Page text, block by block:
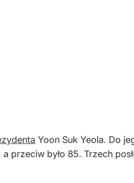
Yoon Suk Yeola. Do
przeciw było 85. Trzech